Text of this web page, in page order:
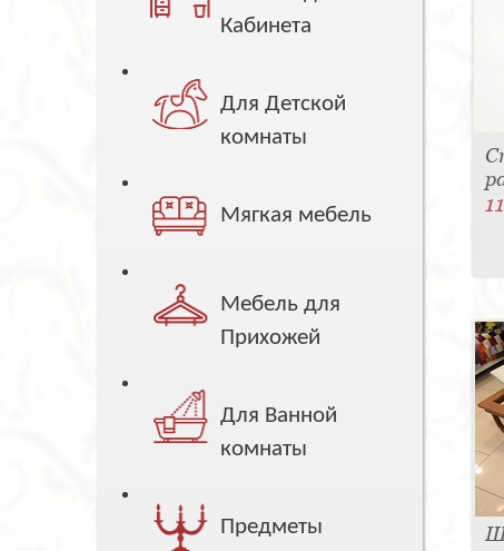
Кабинета
Для Детской
комнаты
Мягкая мебель
Мебель для
Прихожей
Для Ванной
комнаты
Предметы